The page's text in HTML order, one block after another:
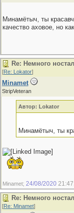
Минамётыч, ты
качество аховое, но
Re: Немного
[Re: Lokator]
Minamet
StripVeteran
Автор: Lokator
Минамётыч, ты
Minamet; 24/08/2020
Re: Немного
[Re: Minamet]